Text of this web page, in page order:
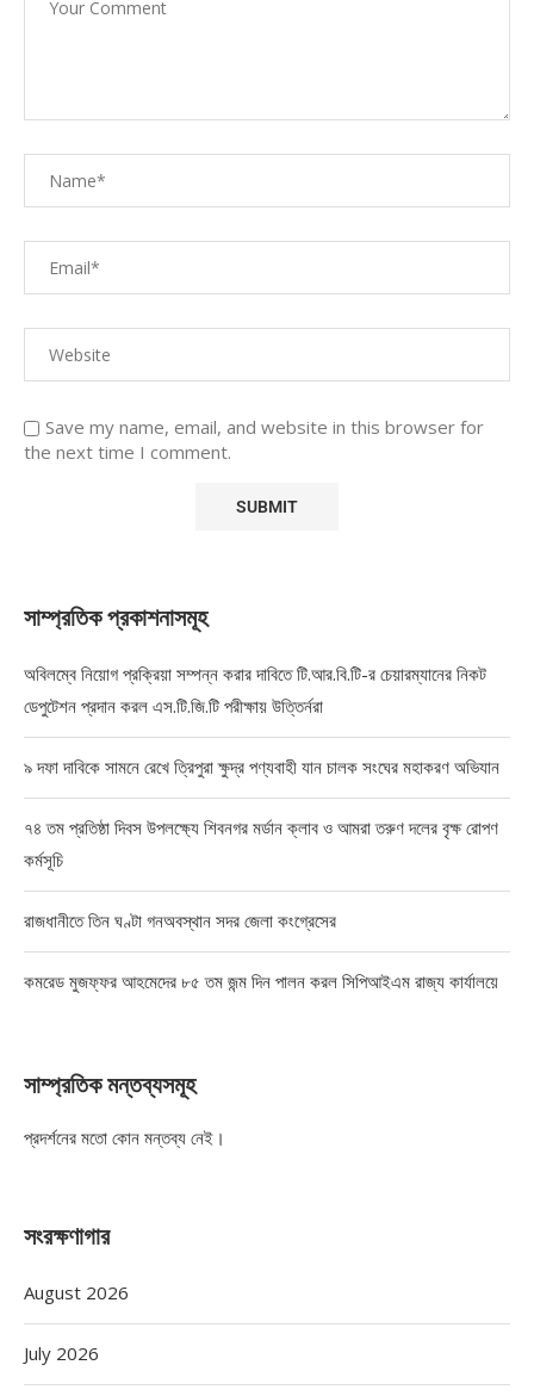
Save my name, email, and website in this browser for
the next time I comment.
সাম্প্রতিক প্রকাশনাসমূহ
অবিলম্বে নিয়োগ প্রক্রিয়া সম্পন্ন করার দাবিতে টি.আর.বি.টি-র চেয়ারম্যানের নিকট
ডেপুটেশন প্রদান করল এস.টি.জি.টি পরীক্ষায় উত্তির্নরা
৯ দফা দাবিকে সামনে রেখে ত্রিপুরা ক্ষুদ্র পণ্যবাহী যান চালক সংঘের মহাকরণ অভিযান
৭৪ তম প্রতিষ্ঠা দিবস উপলক্ষ্যে শিবনগর মর্ডান ক্লাব ও আমরা তরুণ দলের বৃক্ষ রোপণ
কর্মসূচি
রাজধানীতে তিন ঘণ্টা গনঅবস্থান সদর জেলা কংগ্রেসের
কমরেড মুজফ্ফর আহমেদের ৮৫ তম জন্ম দিন পালন করল সিপিআইএম রাজ্য কার্যালয়ে
সাম্প্রতিক মন্তব্যসমূহ
প্রদর্শনের মতো কোন মন্তব্য নেই।
সংরক্ষণাগার
August 2026
July 2026